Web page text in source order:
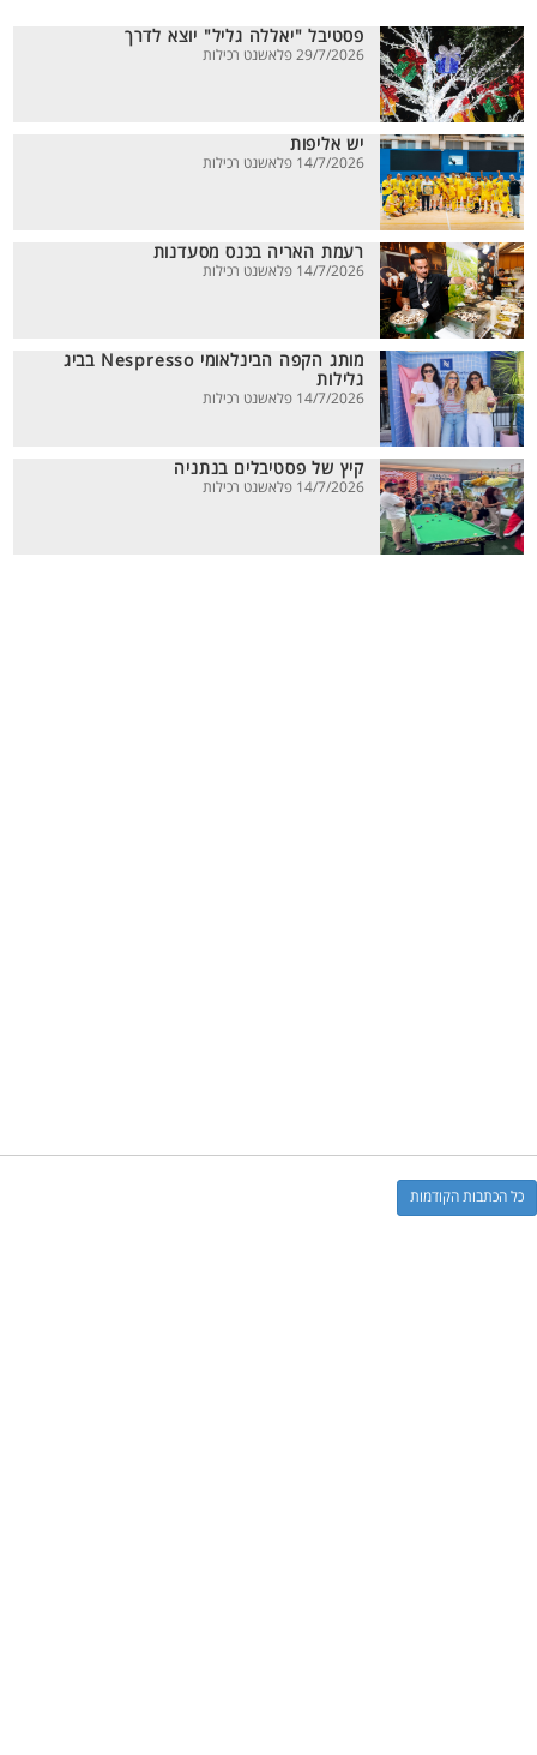
פסטיבל "יאללה גליל" יוצא לדרך
29/7/2026 פלאשנט רכילות
יש אליפות
14/7/2026 פלאשנט רכילות
רעמת האריה בכנס מסעדנות
14/7/2026 פלאשנט רכילות
מותג הקפה הבינלאומי Nespresso בביג
גלילות
14/7/2026 פלאשנט רכילות
קיץ של פסטיבלים בנתניה
14/7/2026 פלאשנט רכילות
כל הכתבות הקודמות